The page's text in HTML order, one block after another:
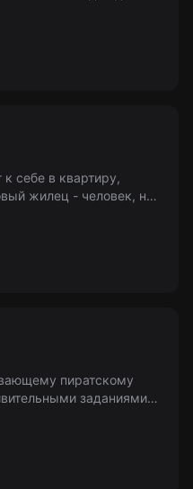
не было
себе в квартиру,
жилец - человек, не
пиратскому
заданиями,
остров!